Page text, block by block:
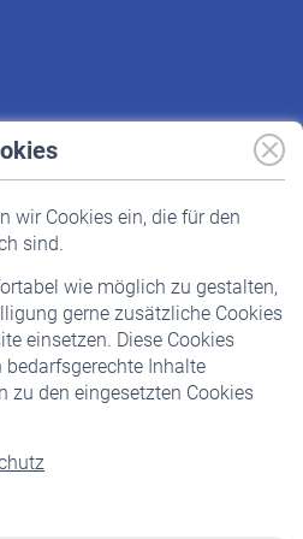
wir Cookies ein, die für den
sind.
wie möglich zu gestalten,
gerne zusätzliche Cookies
einsetzen. Diese Cookies
Inhalte
zu den eingesetzten Cookies